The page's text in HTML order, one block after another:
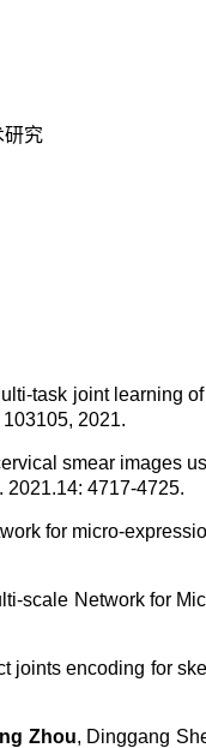
研究
task joint learning
2021.
smear images
. 2021.14: 4717-4725.
for micro-
scale Network for
joints encoding for
Zhou, Dinggang